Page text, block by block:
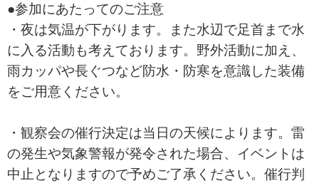
●参加にあたってのご注意
・夜は気温が下がります。また水辺で足首まで水
に入る活動も考えております。野外活動に加え、
雨カッパや長ぐつなど防水・防寒を意識した装備
をご用意ください。
・観察会の催行決定は当日の天候によります。雷
の発生や気象警報が発令された場合、イベントは
中止となりますので予めご了承ください。催行判